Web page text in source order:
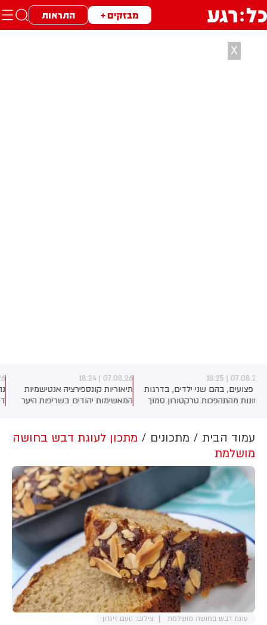
מבזקים + התראות
X
07.08.26 | 18:24
תיאוריות קונספירציה אנטישמיות
המאשימות יהודים בשריפות היער
מניתוח חדש של CyberWell, ארגון
המנטר אנטישמיות ברשת. הדו"ח
בצרפתית, אנגלית וספרדית, בטענה
שיהודים הם שהציתו במכוון את
השריפות בצרפת, ספרד ונורבגיה
בטרה להרוויח פוליטית או כלכלית
מהמצב.
07.08.26 | 18:16
נהג רכב כבן 30 נהרג בתאונת
דרכים בירושלים
עמוד הבית מתכונים
מתכון לעוגת דבש בחושה
מושלמת
עוגת דבש בחושה מושלמת צילום: נועם זיגדון